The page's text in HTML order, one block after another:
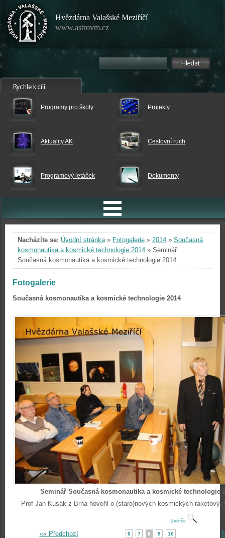
Hvězdárna Valašské Meziříčí
www.astrovm.cz
Programy pro školy Projekty
Aktuality AK Cestovní ruch
Programový letáček Dokumenty
Nacházíte se: Úvodní stránka» Fotogalerie » 2014 » Současná
kosmonautika a kosmické technologie 2014 » Seminář
Současná kosmonautika a kosmické technologie 2014
Fotogalerie
Současná kosmonautika a kosmické technologie 2014
Seminář Současná kosmonautika a kosmické technologie
Prof Jan Kusák z Brna hovořil o (staro)nových kosmických
Zvětšit
«« Předchozí 6 7 8 9 10